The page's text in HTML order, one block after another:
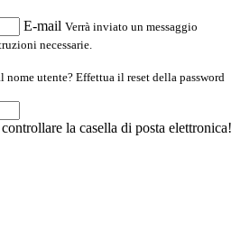
E-mail Verrà inviato un messaggio
necessarie.
nome utente? Effettua il reset della password
la casella di posta elettronica!